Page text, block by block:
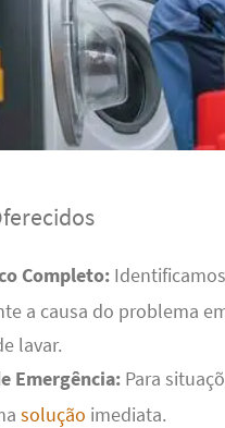
Completo:Identificamos
a causa do problema
lavar.
Emergência:Para
solução imediata.